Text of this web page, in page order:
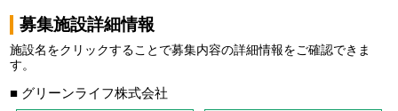
募集施設詳細情報
施設名をクリックすることで募集内容の詳細情報をご確認できま
す。
■ グリーンライフ株式会社